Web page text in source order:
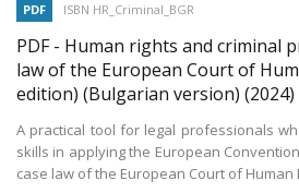
PDF ISBN HR_Criminal_BGR
PDF - Human rights and criminal
law of the European Court of
edition) (Bulgarian version) (2024)
A practical tool for legal professionals
skills in applying the European
case law of the European Court of Human